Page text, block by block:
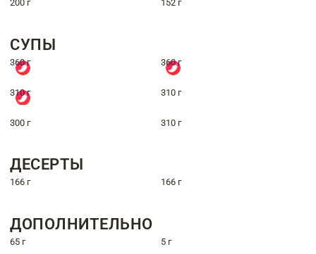
200 г 152 г
СУПЫ
360 г 360 г
310 г 310 г
300 г 310 г
ДЕСЕРТЫ
166 г 166 г
ДОПОЛНИТЕЛЬНО
65 г 5 г